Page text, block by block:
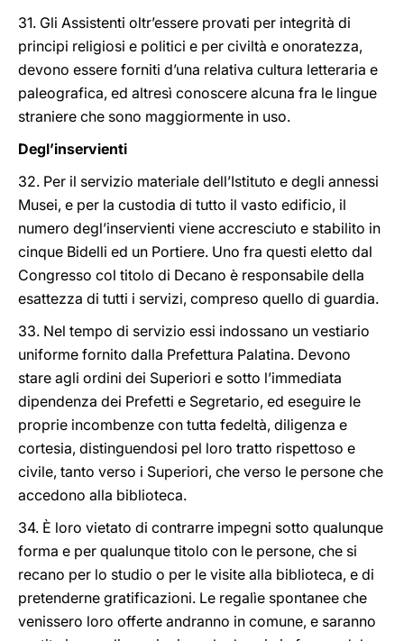
31. Gli Assistenti oltr’essere provati per integrità di
principi religiosi e politici e per civiltà e onoratezza,
devono essere forniti d’una relativa cultura letteraria e
paleografica, ed altresì conoscere alcuna fra le lingue
straniere che sono maggiormente in uso.
Degl’inservienti
32. Per il servizio materiale dell’Istituto e degli annessi
Musei, e per la custodia di tutto il vasto edificio, il
numero degl’inservienti viene accresciuto e stabilito in
cinque Bidelli ed un Portiere. Uno fra questi eletto dal
Congresso col titolo di Decano è responsabile della
esattezza di tutti i servizi, compreso quello di guardia.
33. Nel tempo di servizio essi indossano un vestiario
uniforme fornito dalla Prefettura Palatina. Devono
stare agli ordini dei Superiori e sotto l’immediata
dipendenza dei Prefetti e Segretario, ed eseguire le
proprie incombenze con tutta fedeltà, diligenza e
cortesia, distinguendosi pel loro tratto rispettoso e
civile, tanto verso i Superiori, che verso le persone che
accedono alla biblioteca.
34. È loro vietato di contrarre impegni sotto qualunque
forma e per qualunque titolo con le persone, che si
recano per lo studio o per le visite alla biblioteca, e di
pretenderne gratificazioni. Le regalìe spontanee che
venissero loro offerte andranno in comune, e saranno